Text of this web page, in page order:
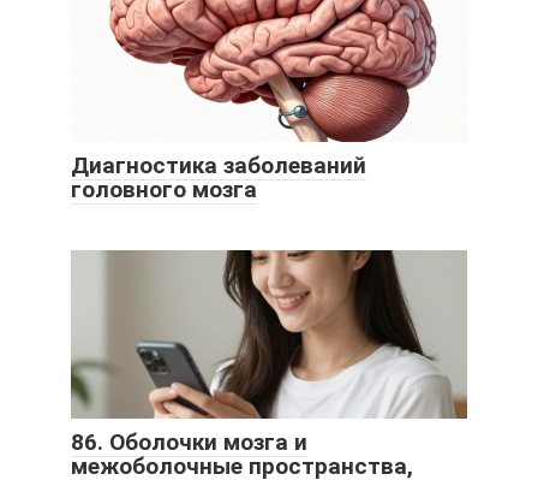
Диагностика заболеваний
головного мозга
86. Оболочки мозга и
межоболочные пространства,